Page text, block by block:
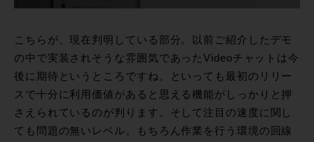
こちらが、現在判明している部分。以前ご紹介したデモ
の中で実装されそうな雰囲気であったVideoチャットは今
後に期待というところですね。といっても最初のリリー
スで十分に利用価値があると思える機能がしっかりと押
さえられているのが判ります。そして注目の速度に関し
ても問題の無いレベル。もちろん作業を行う環境の回線